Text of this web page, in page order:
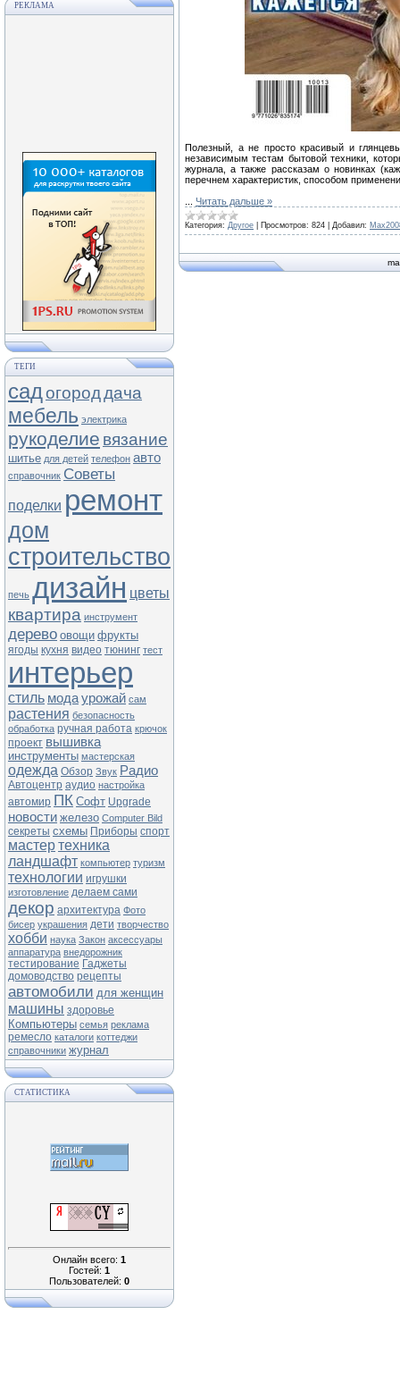
РЕКЛАМА
ТЕГИ
садогороддача
мебель электрика
рукоделие вязание
шитье для детей телефон авто
справочник Советы
поделки ремонт
дом
строительство
печь дизайн цветы
квартира инструмент
дерево овощи фрукты
ягоды кухня видео тюнинг тест
интерьер
стиль модаурожай сам
растения безопасность
обработка ручная работа крючок
проект вышивка
инструменты мастерская
одежда Обзор Звук Радио
Автоцентр аудио настройка
автомир ПК Софт Upgrade
новости железо Computer Bild
секреты схемы Приборы спорт
мастертехника
ландшафт компьютер туризм
технологии игрушки
изготовление делаем сами
декор архитектура Фото
бисер украшения дети творчество
хобби наука Закон аксессуары
аппаратура внедорожник
тестирование Гаджеты
домоводство рецепты
автомобили для женщин
машины здоровье
Компьютеры семья реклама
ремесло каталоги коттеджи
справочники журнал
СТАТИСТИКА
Онлайн всего: 1
Гостей: 1
Пользователей: 0
Полезный, а не просто красивый и
независимым тестам бытовой техники,
журнала, а также рассказам о новинках
перечнем характеристик, способом
Читать дальше »
Категория: Другое Просмотров: 824 Добавил: